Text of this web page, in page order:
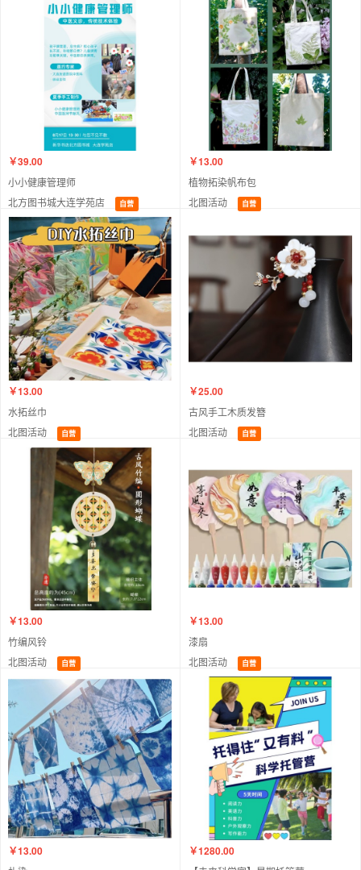
￥39.00
小小健康管理师
北方图书城大连学苑店
自营
￥13.00
植物拓染帆布包
北图活动
自营
￥13.00
水拓丝巾
北图活动
自营
￥25.00
古风手工木质发簪
北图活动
自营
￥13.00
竹编风铃
北图活动
自营
￥13.00
漆扇
北图活动
自营
￥13.00 ￥1280.00